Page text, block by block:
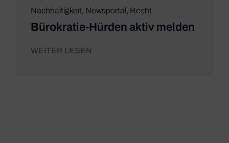
Nachhaltigkeit, Newsportal, Recht
Bürokratie-Hürden aktiv melden
WEITER LESEN